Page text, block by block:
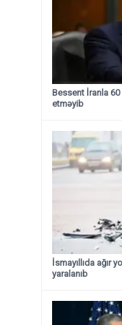
Bessent İranla
etməyib
İsmayıllıda ağır
yaralanıb